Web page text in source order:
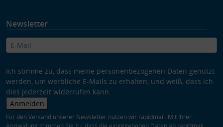
Newsletter
Ich stimme zu, dass meine personenbezogenen Daten genutzt
werden, um werbliche E-Mails zu erhalten, und weiß, dass ich
dies jederzeit widerrufen kann.
Anmelden
Für den Versand unserer Newsletter nutzen wir rapidmail. Mit Ihrer